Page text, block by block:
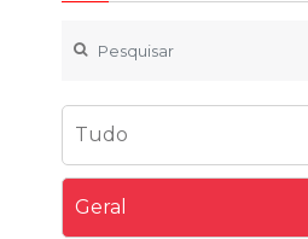
Tudo
Geral